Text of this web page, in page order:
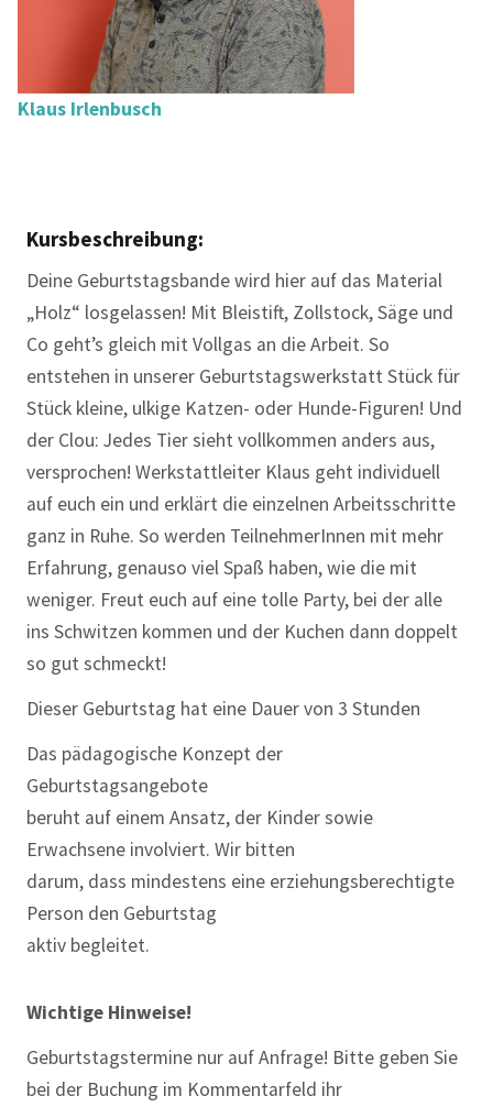
Klaus Irlenbusch
Kursbeschreibung:
Deine Geburtstagsbande wird hier auf das Material
„Holz“ losgelassen! Mit Bleistift, Zollstock, Säge und
Co geht’s gleich mit Vollgas an die Arbeit. So
entstehen in unserer Geburtstagswerkstatt Stück für
Stück kleine, ulkige Katzen- oder Hunde-Figuren! Und
der Clou: Jedes Tier sieht vollkommen anders aus,
versprochen! Werkstattleiter Klaus geht individuell
auf euch ein und erklärt die einzelnen Arbeitsschritte
ganz in Ruhe. So werden TeilnehmerInnen mit mehr
Erfahrung, genauso viel Spaß haben, wie die mit
weniger. Freut euch auf eine tolle Party, bei der alle
ins Schwitzen kommen und der Kuchen dann doppelt
so gut schmeckt!
Dieser Geburtstag hat eine Dauer von 3 Stunden
Das pädagogische Konzept der
Geburtstagsangebote
beruht auf einem Ansatz, der Kinder sowie
Erwachsene involviert. Wir bitten
darum, dass mindestens eine erziehungsberechtigte
Person den Geburtstag
aktiv begleitet.
Wichtige Hinweise!
Geburtstagstermine nur auf Anfrage! Bitte geben Sie
bei der Buchung im Kommentarfeld ihr